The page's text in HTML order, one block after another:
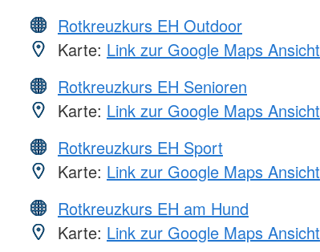
Rotkreuzkurs EH Outdoor
Karte: Link zur Google Maps Ansicht
Rotkreuzkurs EH Senioren
Karte: Link zur Google Maps Ansicht
Rotkreuzkurs EH Sport
Karte: Link zur Google Maps Ansicht
Rotkreuzkurs EH am Hund
Karte: Link zur Google Maps Ansicht